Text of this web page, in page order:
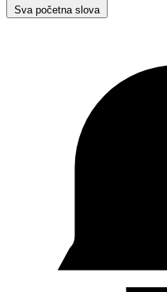
Sva početna slova